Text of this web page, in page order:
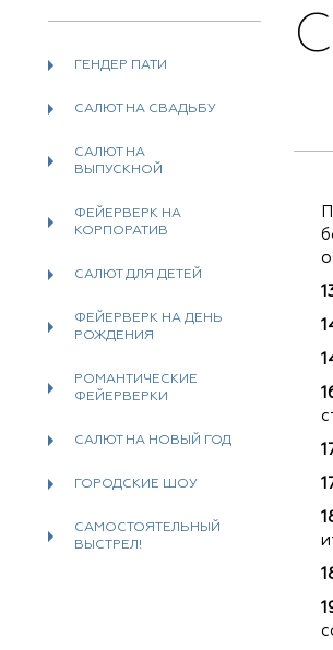
ГЕНДЕР ПАТИ
САЛЮТ НА СВАДЬБУ
САЛЮТ НА
ВЫПУСКНОЙ
ФЕЙЕРВЕРК НА
КОРПОРАТИВ
САЛЮТ ДЛЯ ДЕТЕЙ
ФЕЙЕРВЕРК НА ДЕНЬ
РОЖДЕНИЯ
РОМАНТИЧЕСКИЕ
ФЕЙЕРВЕРКИ
САЛЮТ НА НОВЫЙ ГОД
ГОРОДСКИЕ ШОУ
САМОСТОЯТЕЛЬНЫЙ
ВЫСТРЕЛ!